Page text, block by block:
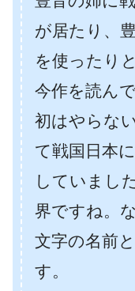
が居たり、
を使ったり
今作を読ん
初はやらな
て戦国日本
していまし
界ですね。
文字の名前
す。